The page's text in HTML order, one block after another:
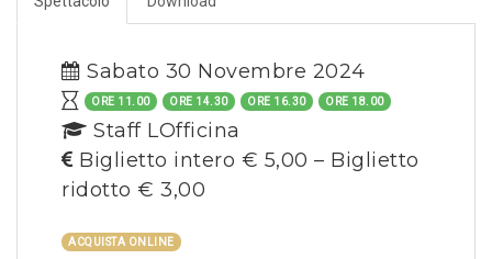
Sabato 30 Novembre 2024
ORE 11.00 ORE 14.30 ORE 16.30 ORE 18.00
Staff LOfficina
Biglietto intero € 5,00 – Biglietto
ridotto € 3,00
ACQUISTA ONLINE